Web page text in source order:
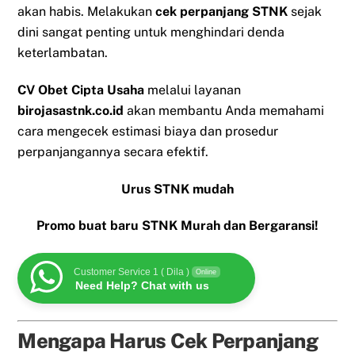
akan habis. Melakukancek perpanjang STNK sejak
dini sangat penting untuk menghindari denda
keterlambatan.
CV Obet Cipta Usaha melalui layanan
birojasastnk.co.id akan membantu Anda memahami
cara mengecek estimasi biaya dan prosedur
perpanjangannya secara efektif.
Urus STNK mudah
Promo buat baru STNK Murah dan Bergaransi!
Customer Service 1 ( Dila ) Online
Need Help? Chat with us
Mengapa Harus Cek Perpanjang